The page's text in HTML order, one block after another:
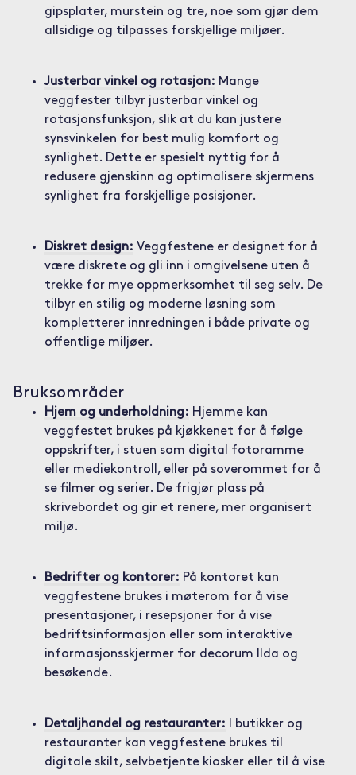
gipsplater, murstein og tre, noe som gjør dem
allsidige og tilpasses forskjellige miljøer.
Justerbar vinkel og rotasjon: Mange
veggfester tilbyr justerbar vinkel og
rotasjonsfunksjon, slik at du kan justere
synsvinkelen for best mulig komfort og
synlighet. Dette er spesielt nyttig for å
redusere gjenskinn og optimalisere skjermens
synlighet fra forskjellige posisjoner.
Diskret design: Veggfestene er designet for å
være diskrete og gli inn i omgivelsene uten å
trekke for mye oppmerksomhet til seg selv. De
tilbyr en stilig og moderne løsning som
kompletterer innredningen i både private og
offentlige miljøer.
Bruksområder
Hjem og underholdning: Hjemme kan
veggfestet brukes på kjøkkenet for å følge
oppskrifter, i stuen som digital fotoramme
eller mediekontroll, eller på soverommet for å
se filmer og serier. De frigjør plass på
skrivebordet og gir et renere, mer organisert
miljø.
Bedrifter og kontorer: På kontoret kan
veggfestene brukes i møterom for å vise
presentasjoner, i resepsjoner for å vise
bedriftsinformasjon eller som interaktive
informasjonsskjermer for decorum llda og
besøkende.
Detaljhandel og restauranter: I butikker og
restauranter kan veggfestene brukes til
digitale skilt, selvbetjente kiosker eller til å vise